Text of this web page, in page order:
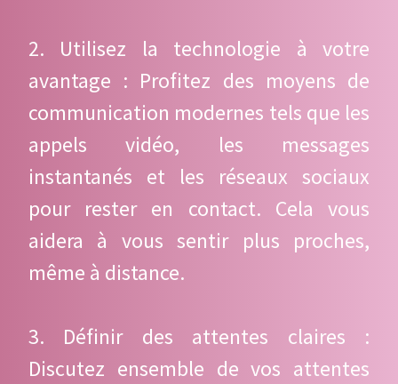
2. Utilisez la technologie à votre
avantage : Profitez des moyens de
communication modernes tels que les
appels vidéo, les messages
instantanés et les réseaux sociaux
pour rester en contact. Cela vous
aidera à vous sentir plus proches,
même à distance.
3. Définir des attentes claires :
Discutez ensemble de vos attentes